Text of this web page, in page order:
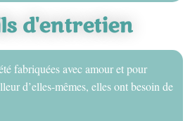
d'entretien
fabriquées avec amour et pour
d’elles-mêmes, elles ont besoin de